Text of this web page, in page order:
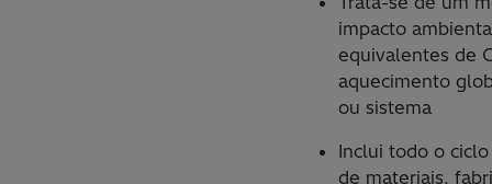
impacto
equivalentes de
aquecimento
ou sistema
Inclui todo o
de materiais,